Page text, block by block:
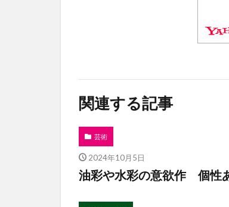
関連する記事
芸術
2024年10月5日
油彩や水彩の意欲作 個性